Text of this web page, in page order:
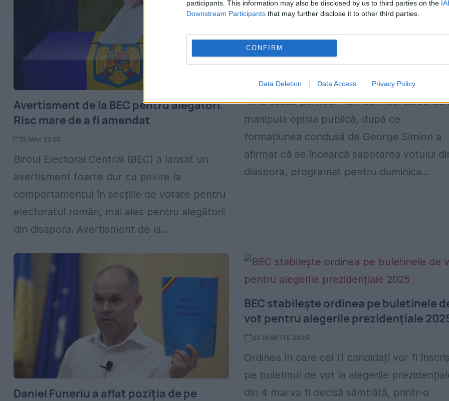
participants. This information may also be disclosed by us to third parties on the
Downstream Participants that may further disclose it to other third parties.
CONFIRM
Data Deletion Data Access Privacy Policy
Avertisment de la BEC pentru alegători.
Risc mare de a fi amendat
3 MAI 2025
Biroul Electoral Central (BEC) a lansat un
avertisment foarte dur cu privire la
comportamentul în secțiile de votare pentru
electoratul român, mai ales pentru alegătorii
din disapora. Avertisment de la...
MAE acuză AUR că încearcă să
manipuleze alegerile. Există
buletine de vot în Diaspora
30 APRILIE 2025
MAE acuză partidul AUR de încercarea de
manipula opinia publică, după ce
formațiunea condusă de George Simion a
afirmat că se încearcă sabotarea votului
diaspora, programat pentru duminica...
Daniel Funeriu a aflat poziția de pe
BEC stabilește ordinea pe buletinele
vot pentru alegerile prezidențiale
22 MARTIE 2025
Ordinea în care cei 11 candidați vor fi
pe buletinul de vot la alegerile
din 4 mai va fi decisă sâmbătă, printr-o